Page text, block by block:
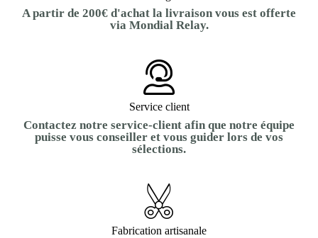
A partir de 200€ d'achat la livraison vous est offerte
via Mondial Relay.
Service client
Contactez notre service-client afin que notre équipe
puisse vous conseiller et vous guider lors de vos
sélections.
Fabrication artisanale